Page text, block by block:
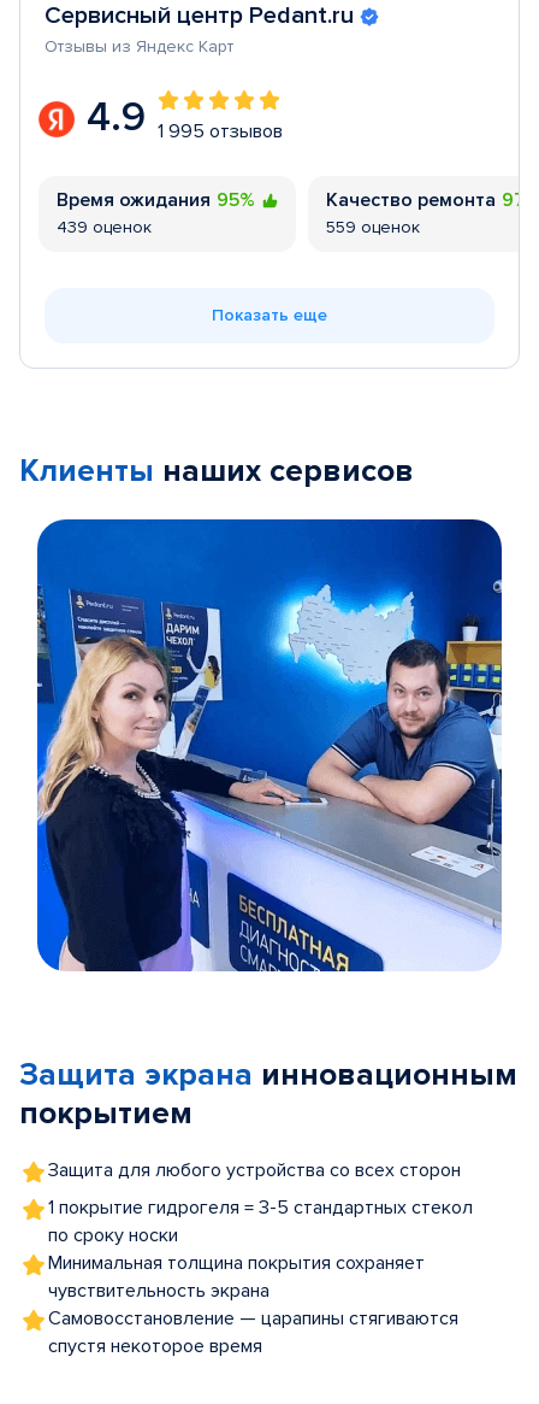
Сервисный центр Pedant.ru
Отзывы из Яндекс Карт
4.9 1 995 отзывов
Время ожидания 95%
439 оценок
Качество ремонта
559 оценок
Показать еще
Клиенты наших сервисов
5
Защита экрана инновационным
покрытием
Защита для любого устройства со всех сторон
1 покрытие гидрогеля = 3-5 стандартных стекол
по сроку носки
Минимальная толщина покрытия сохраняет
чувствительность экрана
Самовосстановление — царапины стягиваются
спустя некоторое время